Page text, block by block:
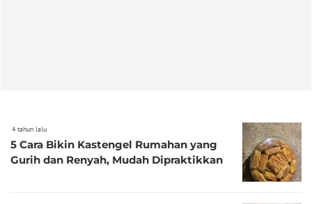
4 tahun lalu
5 Cara Bikin Kastengel Rumahan yang
Gurih dan Renyah, Mudah Dipraktikkan